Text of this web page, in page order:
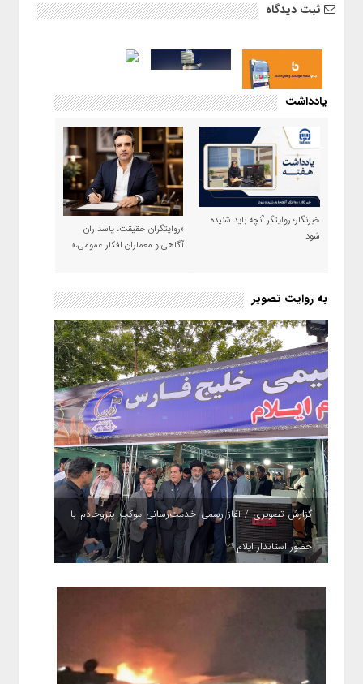
ثبت دیدگاه
یادداشت
خبرنگار؛ روایتگر آنچه باید شنیده
شود
«روایتگران حقیقت، پاسداران
آگاهی و معماران افکار عمومی،»
به روایت تصویر
گزارش تصویری / آغاز رسمی خدمت‌رسانی موکب پتروخادم با
حضور استاندار ایلام